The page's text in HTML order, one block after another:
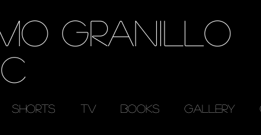
GRANILLO
SHORTS TV BOOKS GALLERY